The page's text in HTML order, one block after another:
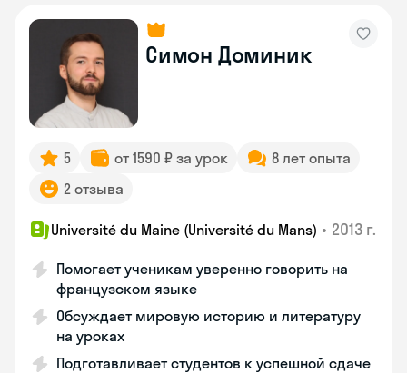
Симон Доминик
5 от 1590 ₽ за урок
8 лет опыта
2 отзыва
Université du Maine (Université du Mans) • 2013 г.
Помогает ученикам уверенно говорить на
французском языке
Обсуждает мировую историю и литературу
на уроках
Подготавливает студентов к успешной сдаче